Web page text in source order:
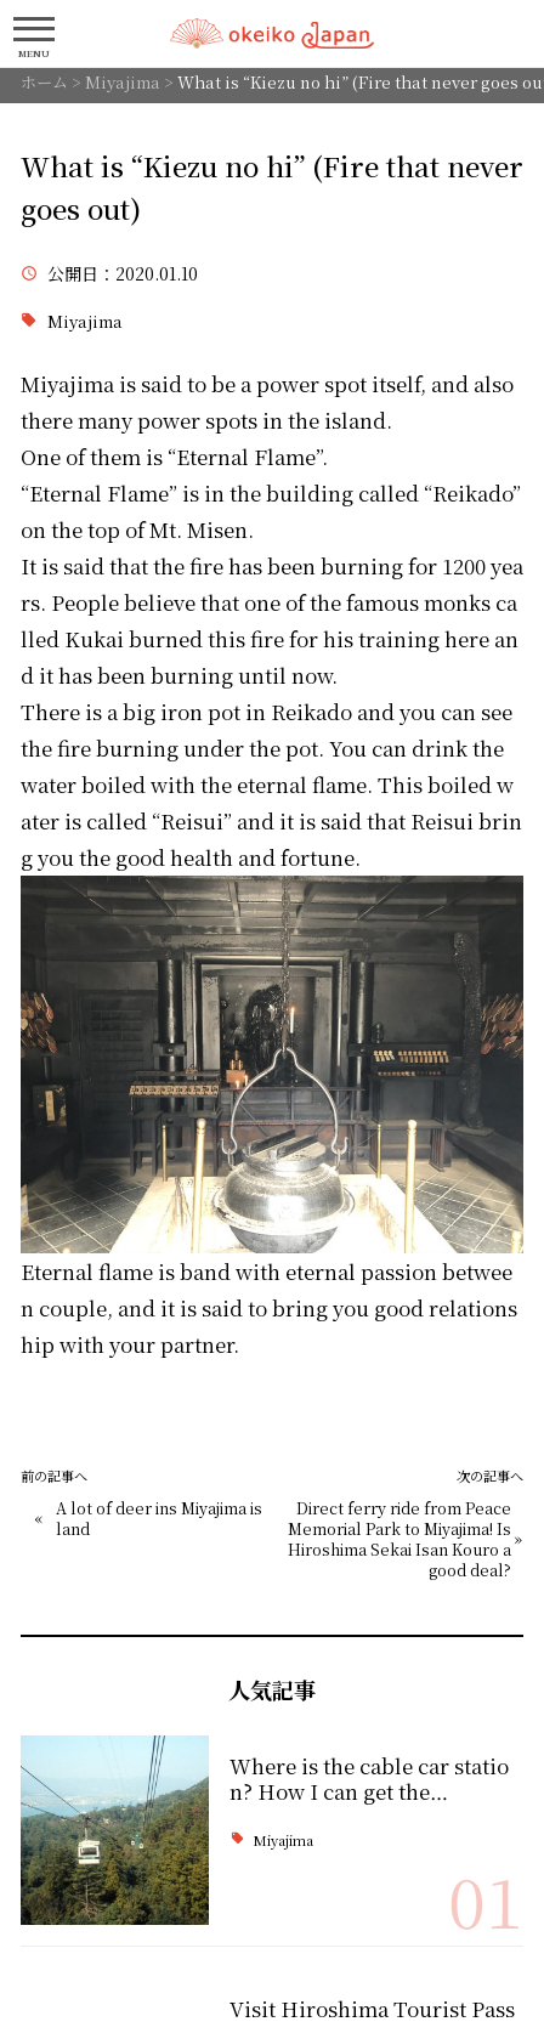
MENU
ホーム > Miyajima > What is “Kiezu no hi” (Fire that never goes
What is “Kiezu no hi” (Fire that never
goes out)
公開日 ：2020.01.10
Miyajima
Miyajima is said to be a power spot itself, and also
there many power spots in the island.
One of them is “Eternal Flame”.
“Eternal Flame” is in the building called “Reikado”
on the top of Mt. Misen.
It is said that the fire has been burning for 1200 yea
rs. People believe that one of the famous monks ca
lled Kukai burned this fire for his training here an
d it has been burning until now.
There is a big iron pot in Reikado and you can see
the fire burning under the pot. You can drink the
water boiled with the eternal flame. This boiled w
ater is called “Reisui” and it is said that Reisui brin
g you the good health and fortune.
Eternal flame is band with eternal passion betwee
n couple, and it is said to bring you good relations
hip with your partner.
前の記事へ
« A lot of deer ins Miyajima is
land
次の記事へ
Direct ferry ride from Peace
Memorial Park to Miyajima! Is
Hiroshima Sekai Isan Kouro a
good deal?
»
人気記事
Where is the cable car statio
n? How I can get the…
Miyajima
01
Visit Hiroshima Tourist Pass